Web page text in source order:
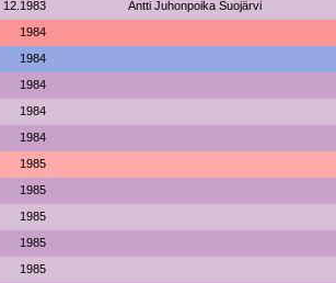
12.1983 Antti Juhonpoika Suojärvi
1984
1984
1984
1984
1984
1985
1985
1985
1985
1985